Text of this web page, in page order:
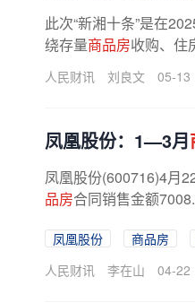
此次“新湘十条”是在
绕存量商品房收购、住
人民财讯 刘良文 05-13
凤凰股份：1—3月
凤凰股份(600716)4月
品房合同销售金额
凤凰股份 商品房
人民财讯
李在山 04-22